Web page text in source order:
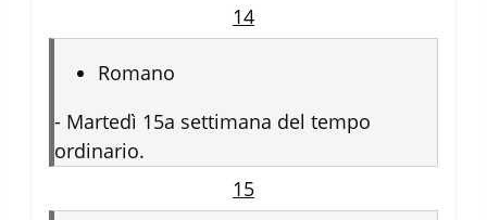
14
Romano
- Martedì 15a settimana del tempo
ordinario.
15